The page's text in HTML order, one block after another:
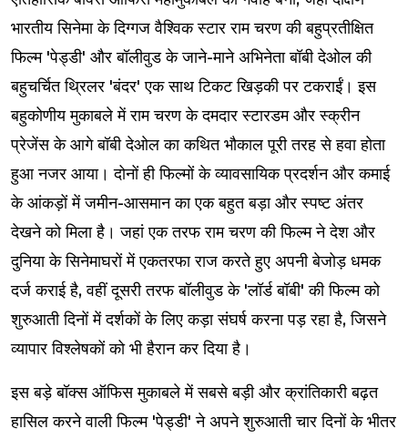
भारतीय सिनेमा के दिग्गज वैश्विक स्टार राम चरण की बहुप्रतीक्षित
फिल्म 'पेड्डी' और बॉलीवुड के जाने-माने अभिनेता बॉबी देओल की
बहुचर्चित थ्रिलर 'बंदर' एक साथ टिकट खिड़की पर टकराईं। इस
बहुकोणीय मुकाबले में राम चरण के दमदार स्टारडम और स्क्रीन
प्रेजेंस के आगे बॉबी देओल का कथित भौकाल पूरी तरह से हवा होता
हुआ नजर आया। दोनों ही फिल्मों के व्यावसायिक प्रदर्शन और कमाई
के आंकड़ों में जमीन-आसमान का एक बहुत बड़ा और स्पष्ट अंतर
देखने को मिला है। जहां एक तरफ राम चरण की फिल्म ने देश और
दुनिया के सिनेमाघरों में एकतरफा राज करते हुए अपनी बेजोड़ धमक
दर्ज कराई है, वहीं दूसरी तरफ बॉलीवुड के 'लॉर्ड बॉबी' की फिल्म को
शुरुआती दिनों में दर्शकों के लिए कड़ा संघर्ष करना पड़ रहा है, जिसने
व्यापार विश्लेषकों को भी हैरान कर दिया है।
इस बड़े बॉक्स ऑफिस मुकाबले में सबसे बड़ी और क्रांतिकारी बढ़त
हासिल करने वाली फिल्म 'पेड्डी' ने अपने शुरुआती चार दिनों के भीतर